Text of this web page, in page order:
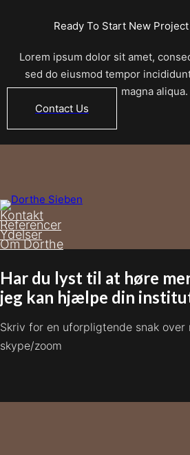
Ready To Start New
Lorem ipsum dolor sit amet,
sed do eiusmod tempor
magna aliqua.
Contact Us
Kontakt
Referencer
Ydelser
Om Dorthe
Har du lyst til at høre
jeg kan hjælpe din
Skriv for en uforpligtende snak over
skype/zoom